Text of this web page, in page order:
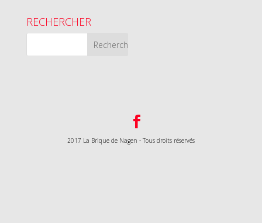
RECHERCHER
2017 La Brique de Nagen - Tous droits réservés